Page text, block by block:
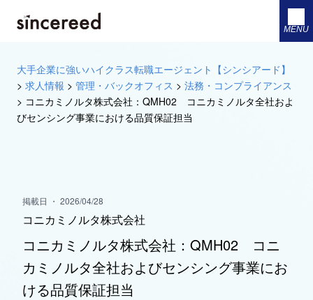
MENU
大手企業に強いハイクラス転職エージェント【シンシアード】
> 求人情報 > 管理・バックオフィス > 法務・コンプライアンス
> コニカミノルタ株式会社：QMH02 コニカミノルタ全社およ
びセンシング事業における品質保証担当
掲載日 ・ 2026/04/28
コニカミノルタ株式会社
コニカミノルタ株式会社：QMH02 コニ
カミノルタ全社およびセンシング事業にお
ける品質保証担当